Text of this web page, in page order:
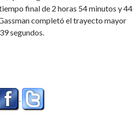
final de 2 horas 54 minutos y 44
completó el trayecto mayor
segundos.
Guzmán y Barbara Gassman,